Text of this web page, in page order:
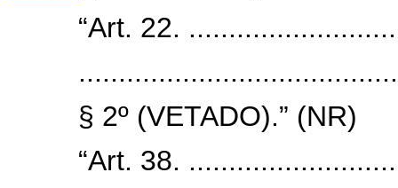
“Art. 22.
§ 2º (VETADO).” (NR)
“Art. 38.